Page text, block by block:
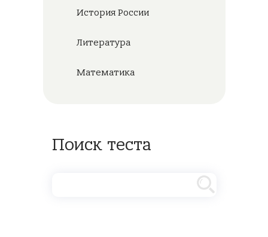
История России
Литература
Математика
Поиск теста